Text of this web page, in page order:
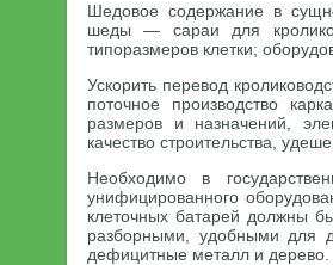
Шедовое содержание в
шеды — сараи для
типоразмеров клетки;
Ускорить перевод
поточное производство
размеров и назначений,
качество строительства,
Необходимо в
унифицированного
клеточных батарей должны
разборными, удобными для
дефицитные металл и дерево.